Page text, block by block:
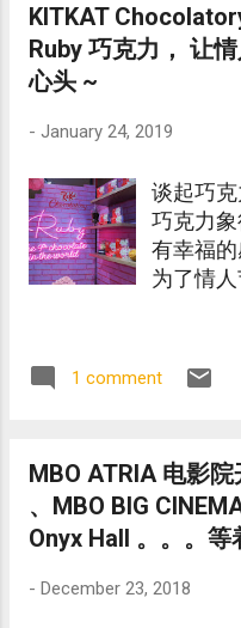
KITKAT
Ruby 巧克力， 让
心头 ~
- January 24, 2019
谈起巧克
巧克力
有幸福
为了情人
1 comment
MBO ATRIA 电影
、MBO BIG
Onyx Hall 。。。等
- December 23, 2018